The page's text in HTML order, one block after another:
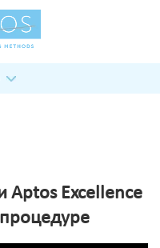
Aptos Excellence